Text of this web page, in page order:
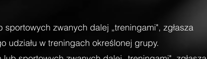
zwanych dalej „treningami", zgłasza
udziału w treningach określonej grupy.